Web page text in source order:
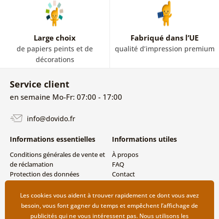
Large choix
de papiers peints et de
décorations
Fabriqué dans l’UE
qualité d’impression premium
Service client
en semaine Mo-Fr: 07:00 - 17:00
info@dovido.fr
Informations essentielles
Conditions générales de vente et
de réclamation
Protection des données
Modes de livraison et de
paiement
Retour des produits
Informations utiles
À propos
FAQ
Contact
Les cookies vous aident à trouver rapidement ce dont vous avez
besoin, vous font gagner du temps et empêchent l’affichage de
publicités qui ne vous intéressent pas. Nous utilisons les